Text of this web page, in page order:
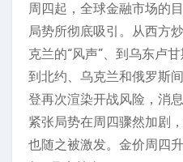
周四起，全球金融市场的
局势所彻底吸引。从西方
克兰的“风声”、到乌东卢
到北约、乌克兰和俄罗斯
登再次渲染开战风险，消
紧张局势在周四骤然加剧
也随之被激发。金价周四